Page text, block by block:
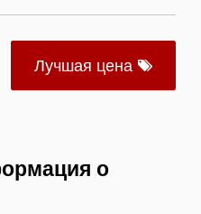
Лучшая цена
о